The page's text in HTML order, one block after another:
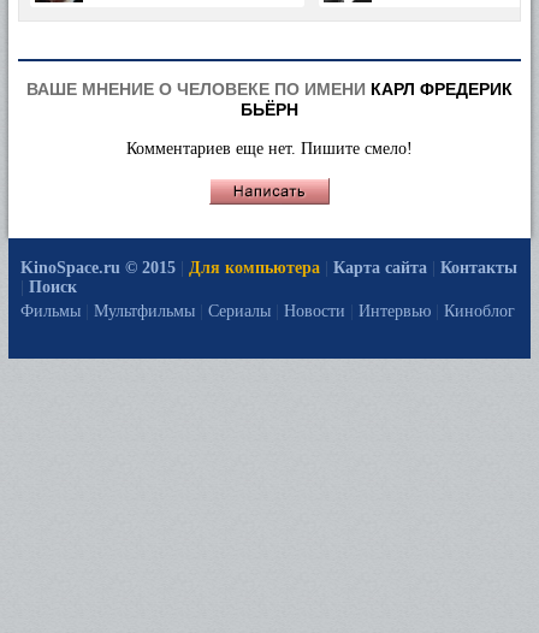
ВАШЕ МНЕНИЕ О ЧЕЛОВЕКЕ ПО ИМЕНИ КАРЛ ФРЕДЕРИК
БЬЁРН
Комментариев еще нет. Пишите смело!
KinoSpace.ru © 2015 Для компьютера Карта сайта
Контакты
Поиск
Фильмы
Мультфильмы Сериалы Новости Интервью Киноблог